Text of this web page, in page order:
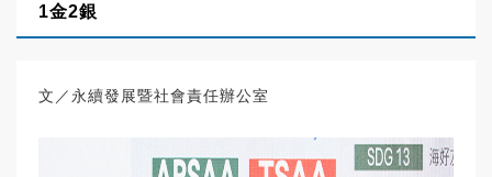
1金2銀
文／永續發展暨社會責任辦公室